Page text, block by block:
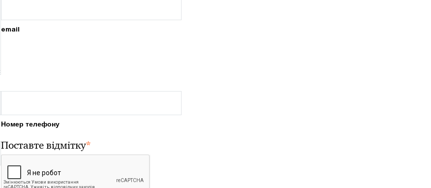
email
Номер телефону
Поставте відмітку*